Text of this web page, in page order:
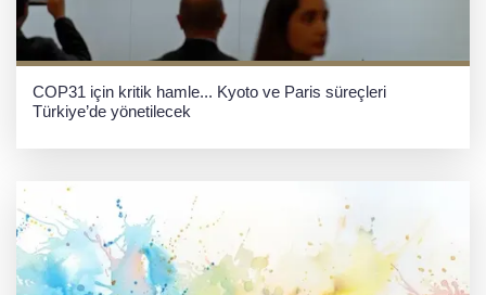
COP31 için kritik hamle... Kyoto ve Paris süreçleri
Türkiye’de yönetilecek